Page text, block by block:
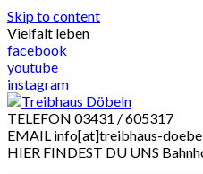
Skip to content
Vielfalt leben
facebook
youtube
instagram
TELEFON 03431 / 605317
EMAIL info[at]treibhaus-
HIER FINDEST DU UNS